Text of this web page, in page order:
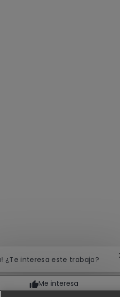
¿Te interesa este trabajo?
Me interesa